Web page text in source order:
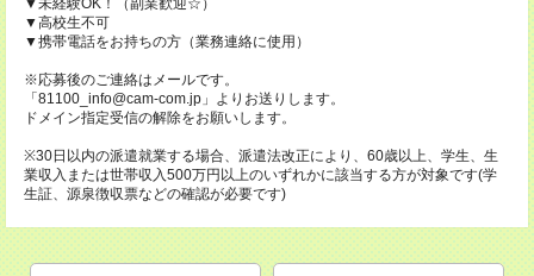
▼未経験OK！（副業歓迎☆）
▼高校生不可
▼携帯電話をお持ちの方（業務連絡に使用）
※応募後のご連絡はメールです。
「81100_info@cam-com.jp」よりお送りします。
ドメイン指定受信の解除をお願いします。
※30日以内の派遣就業する場合、派遣法改正により、60歳以上、学生、生
業収入または世帯収入500万円以上のいずれかに該当する方が対象です(学
生証、源泉徴収票などの確認が必要です)